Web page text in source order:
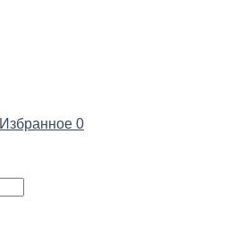
Избранное 0